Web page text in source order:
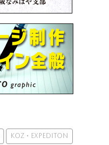
KOZ・EXPEDITON